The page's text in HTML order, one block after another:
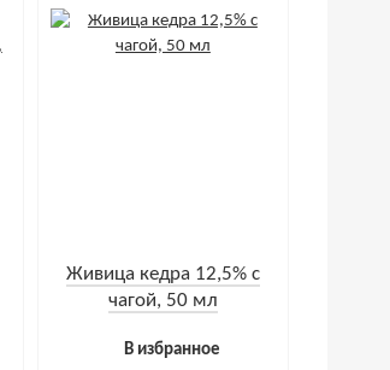
Живица кедра 12,5% с
чагой, 50 мл
В избранное